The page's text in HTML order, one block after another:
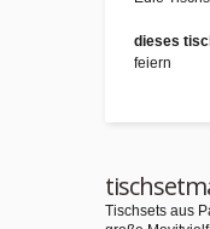
dieses
feiern
Tischsets aus